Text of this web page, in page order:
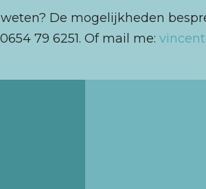
De mogelijkheden
79 6251. Of mail me: